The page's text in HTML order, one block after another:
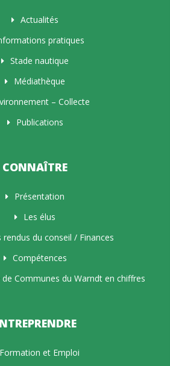
Actualités
pratiques
Stade nautique
Médiathèque
– Collecte
Publications
CONNAÎTRE
Présentation
Les élus
rendus du conseil / Finances
Compétences
Communes du Warndt en chiffres
Formation et Emploi